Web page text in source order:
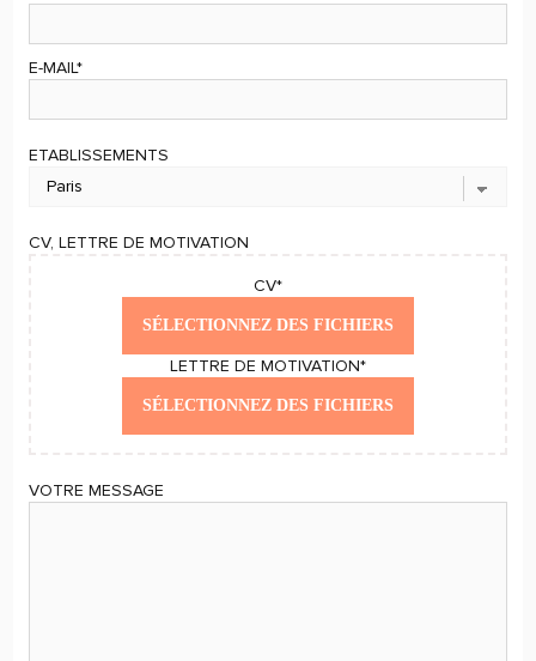
E-MAIL*
ETABLISSEMENTS
CV, LETTRE DE MOTIVATION
CV*
SÉLECTIONNEZ DES FICHIERS
LETTRE DE MOTIVATION*
SÉLECTIONNEZ DES FICHIERS
VOTRE MESSAGE